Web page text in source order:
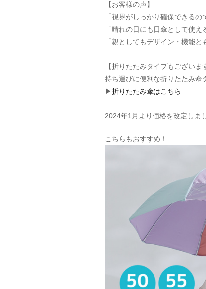
【お客様の声】
「視界がしっかり確保できる
「晴れの日にも日傘として使え
「親としてもデザイン・機能
【折りたたみタイプもございま
持ち運びに便利な折りたたみ傘
▶折りたたみ傘はこちら
2024年1月より価格を改定しま
こちらもおすすめ！